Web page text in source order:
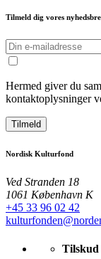
Tilmeld dig vores
Hermed giver du
kontaktoplysninger
Tilmeld
Nordisk Kulturfond
Ved Stranden 18
1061 København K
+45 33 96 02 42
Tilskud